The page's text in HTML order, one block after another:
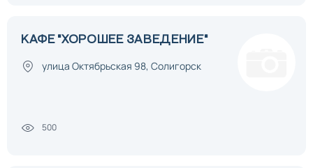
КАФЕ "ХОРОШЕЕ ЗАВЕДЕНИЕ"
улица Октябрьская 98, Солигорск
500